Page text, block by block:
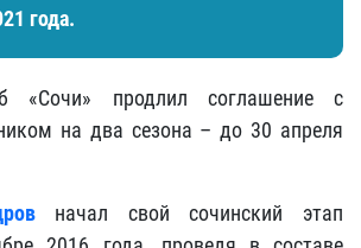
года.
«Сочи» продлил соглашение с
на два сезона – до 30 апреля
начал свой сочинский этап